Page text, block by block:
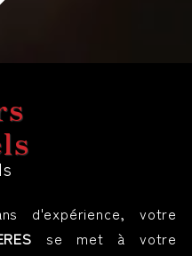
d'expérience, votre
se met à votre